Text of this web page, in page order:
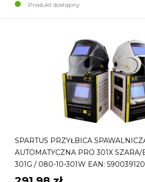
Produkt dostępny
SPARTUS PRZYŁBICA
AUTOMATYCZNA PRO 301X
301G / 080-10-301W EAN: